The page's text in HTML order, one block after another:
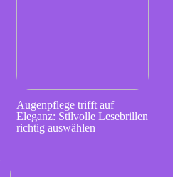
Augenpflege trifft auf
Eleganz: Stilvolle Lesebrillen
richtig auswählen